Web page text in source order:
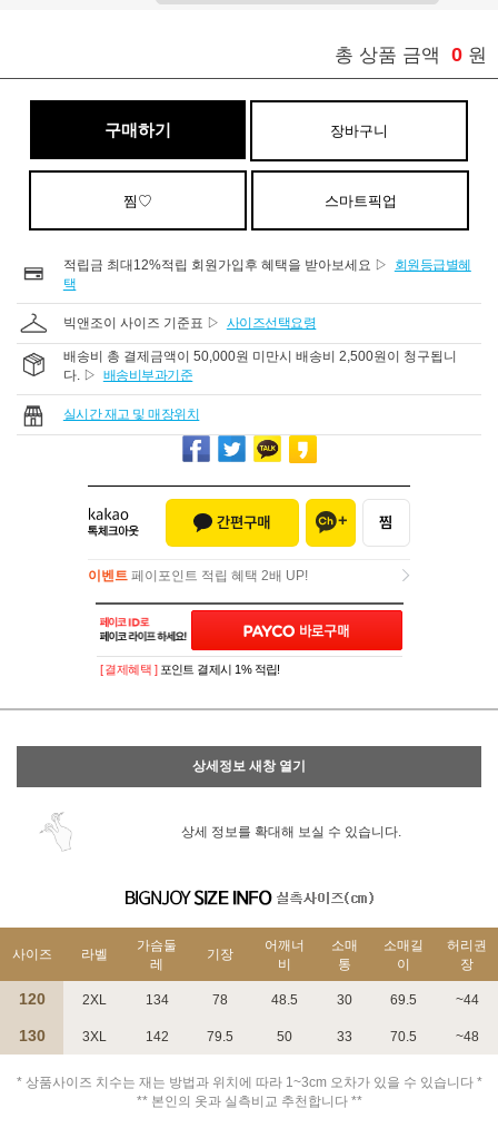
총 상품 금액 0 원
구매하기 장바구니
찜♡ 스마트픽업
적립금 최대12%적립 회원가입후 혜택을 받아보세요 ▷
회원등급별혜
택
빅앤조이 사이즈 기준표 ▷ 사이즈선택요령
배송비 총 결제금액이 50,000원 미만시 배송비 2,500원이 청구됩니
다. ▷ 배송비부과기준
실시간 재고 및 매장위치
페이포인트 적립 혜택 2배 UP!
이벤트 페이포인트 적립 혜택 2배 UP!
[ 결제혜택 ] 포인트 결제시 1% 적립!
상세정보 새창 열기
상세 정보를 확대해 보실 수 있습니다.
사이즈 라벨
가슴둘
레
기장
어깨너
비
소매
통
소매길
이
허리권
장
120 2XL 134 78 48.5 30 69.5 ~44
130 3XL 142 79.5 50 33 70.5 ~48
* 상품사이즈 치수는 재는 방법과 위치에 따라 1~3cm 오차가 있을 수 있습니다 *
** 본인의 옷과 실측비교 추천합니다 **